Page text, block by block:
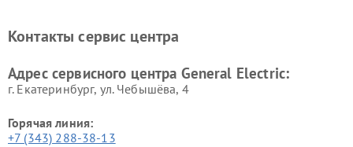
Electric
General Electric
Контакты сервис центра
Адрес сервисного центра General Electric:
г. Екатеринбург, ул. Чебышёва, 4
Горячая линия:
+7 (343) 288-38-13